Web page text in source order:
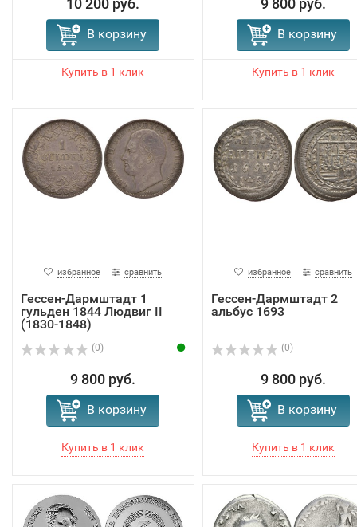
10 200 руб.
В корзину
9 800 руб.
В корзину
избранное сравнить
Гессен-Дармштадт 1
гульден 1844 Людвиг II
(1830-1848)
(0)
9 800 руб.
В корзину
избранное сравнить
Гессен-Дармштадт 2
альбус 1693
(0)
9 800 руб.
В корзину